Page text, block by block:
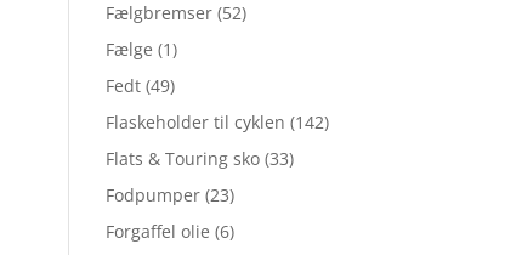
Fælgbremser (52)
Fælge (1)
Fedt (49)
Flaskeholder til cyklen (142)
Flats & Touring sko (33)
Fodpumper (23)
Forgaffel olie (6)